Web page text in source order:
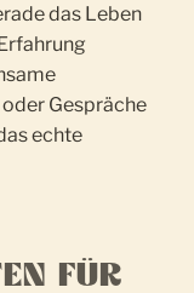
das Leben
Gespräche
echte
FÜR